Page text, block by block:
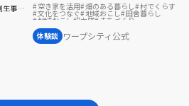
宿泊業、飲食業、まちづくり・地方創生事業、コンサルティング業
空き家を活用 畑のある暮らし 村でくらす
文化をつなぐ 地域おこし 田舎暮らし
地域おこし協力隊 まちづくり
地域おこし協力隊に聞いてみた
体験談 ワープシティ公式